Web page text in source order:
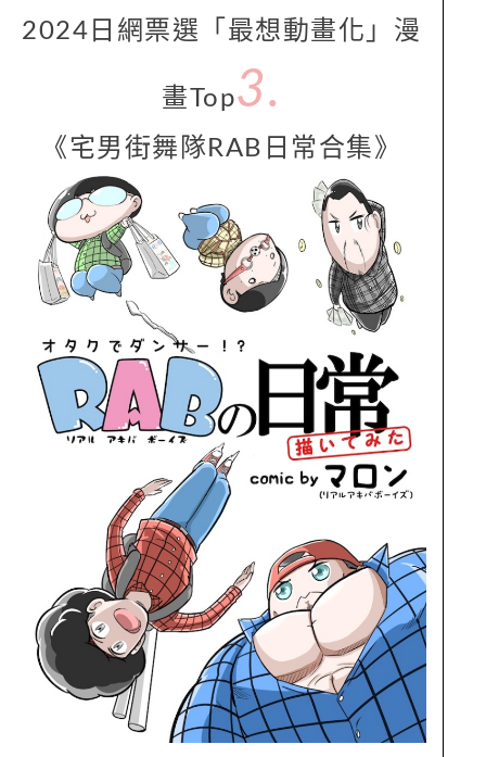
2024日網票選「最想動畫化」漫
畫Top3.
《宅男街舞隊RAB日常合集》